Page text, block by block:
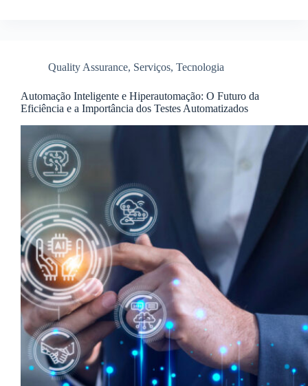
Quality Assurance, Serviços, Tecnologia
Automação Inteligente e Hiperautomação: O Futuro da
Eficiência e a Importância dos Testes Automatizados